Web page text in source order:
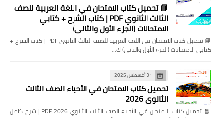
📘 تحميل كتاب الامتحان في اللغة العربية للصف
الثالث الثانوي PDF | كتاب الشرح + كتابي
الامتحانات (الجزء الأول والثاني)
📘 تحميل كتاب الامتحان في اللغة العربية للصف الثالث الثانوي PDF | كتاب الشرح +
كتابي الامتحانات (الجزء الأول والثاني) ك…
01 أغسطس 2025
تحميل كتاب الامتحان في الأحياء الصف الثالث
الثانوي 2026
📘 تحميل كتاب الامتحان في الأحياء الصف الثالث الثانوي 2026 PDF | شرح كامل